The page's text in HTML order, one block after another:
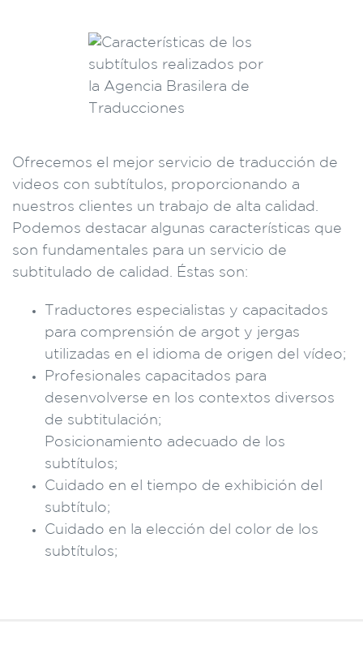
Ofrecemos el mejor servicio de traducción de
videos con subtítulos, proporcionando a
nuestros clientes un trabajo de alta calidad.
Podemos destacar algunas características que
son fundamentales para un servicio de
subtitulado de calidad. Éstas son:
Traductores especialistas y capacitados
para comprensión de argot y jergas
utilizadas en el idioma de origen del vídeo;
Profesionales capacitados para
desenvolverse en los contextos diversos
de subtitulación;
Posicionamiento adecuado de los
subtítulos;
Cuidado en el tiempo de exhibición del
subtítulo;
Cuidado en la elección del color de los
subtítulos;